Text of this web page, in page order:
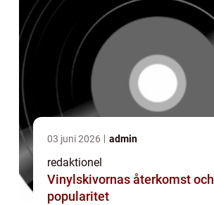
03 juni 2026 admin
redaktionel
Vinylskivornas återkomst och
popularitet